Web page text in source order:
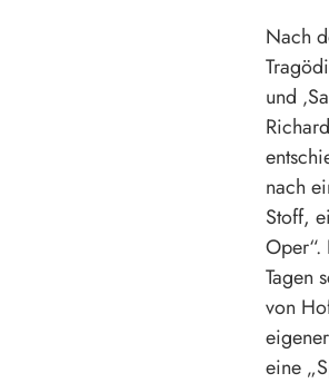
Nach
und
nach
Stoff,
Oper“.
Tagen
von
eine